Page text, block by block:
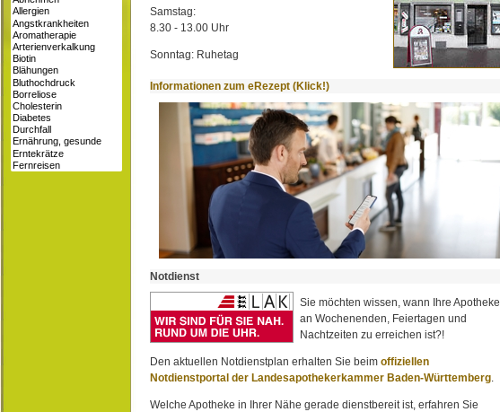
Samstag:
8.30 - 13.00 Uhr
Sonntag: Ruhetag
Informationen zum eRezept (Klick!)
Notdienst
Sie möchten wissen, wann Ihre Apotheke
an Wochenenden, Feiertagen und
Nachtzeiten zu erreichen ist?!
Den aktuellen Notdienstplan erhalten Sie beim offiziellen
Notdienstportal der Landesapothekerkammer Baden-Württemberg
Welche Apotheke in Ihrer Nähe gerade dienstbereit ist, erfahren Sie